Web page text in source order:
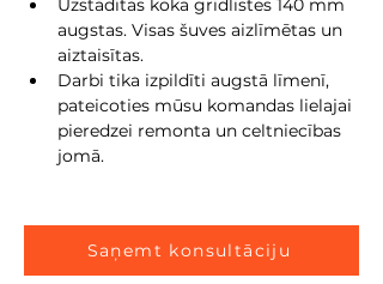
Uzstādītas koka grīdlīstes 140 mm
augstas. Visas šuves aizlīmētas un
aiztaisītas.
Darbi tika izpildīti augstā līmenī,
pateicoties mūsu komandas lielajai
pieredzei remonta un celtniecības
jomā.
Saņemt konsultāciju